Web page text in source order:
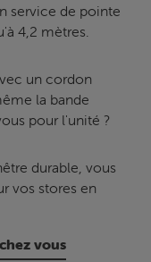
service de pointe
4,2 mètres.
un cordon
la bande
pour l'unité ?
durable, vous
vos stores en
vous